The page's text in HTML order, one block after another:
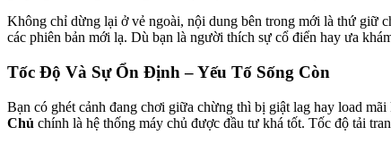
Không chỉ dừng lại ở vẻ ngoài, nội dung bên trong mới là thứ giữ
các phiên bản mới lạ. Dù bạn là người thích sự cổ điển hay ưa
Tốc Độ Và Sự Ổn Định – Yếu Tố Sống Còn
Bạn có ghét cảnh đang chơi giữa chừng thì bị giật lag hay load
Chủ chính là hệ thống máy chủ được đầu tư khá tốt. Tốc độ tải